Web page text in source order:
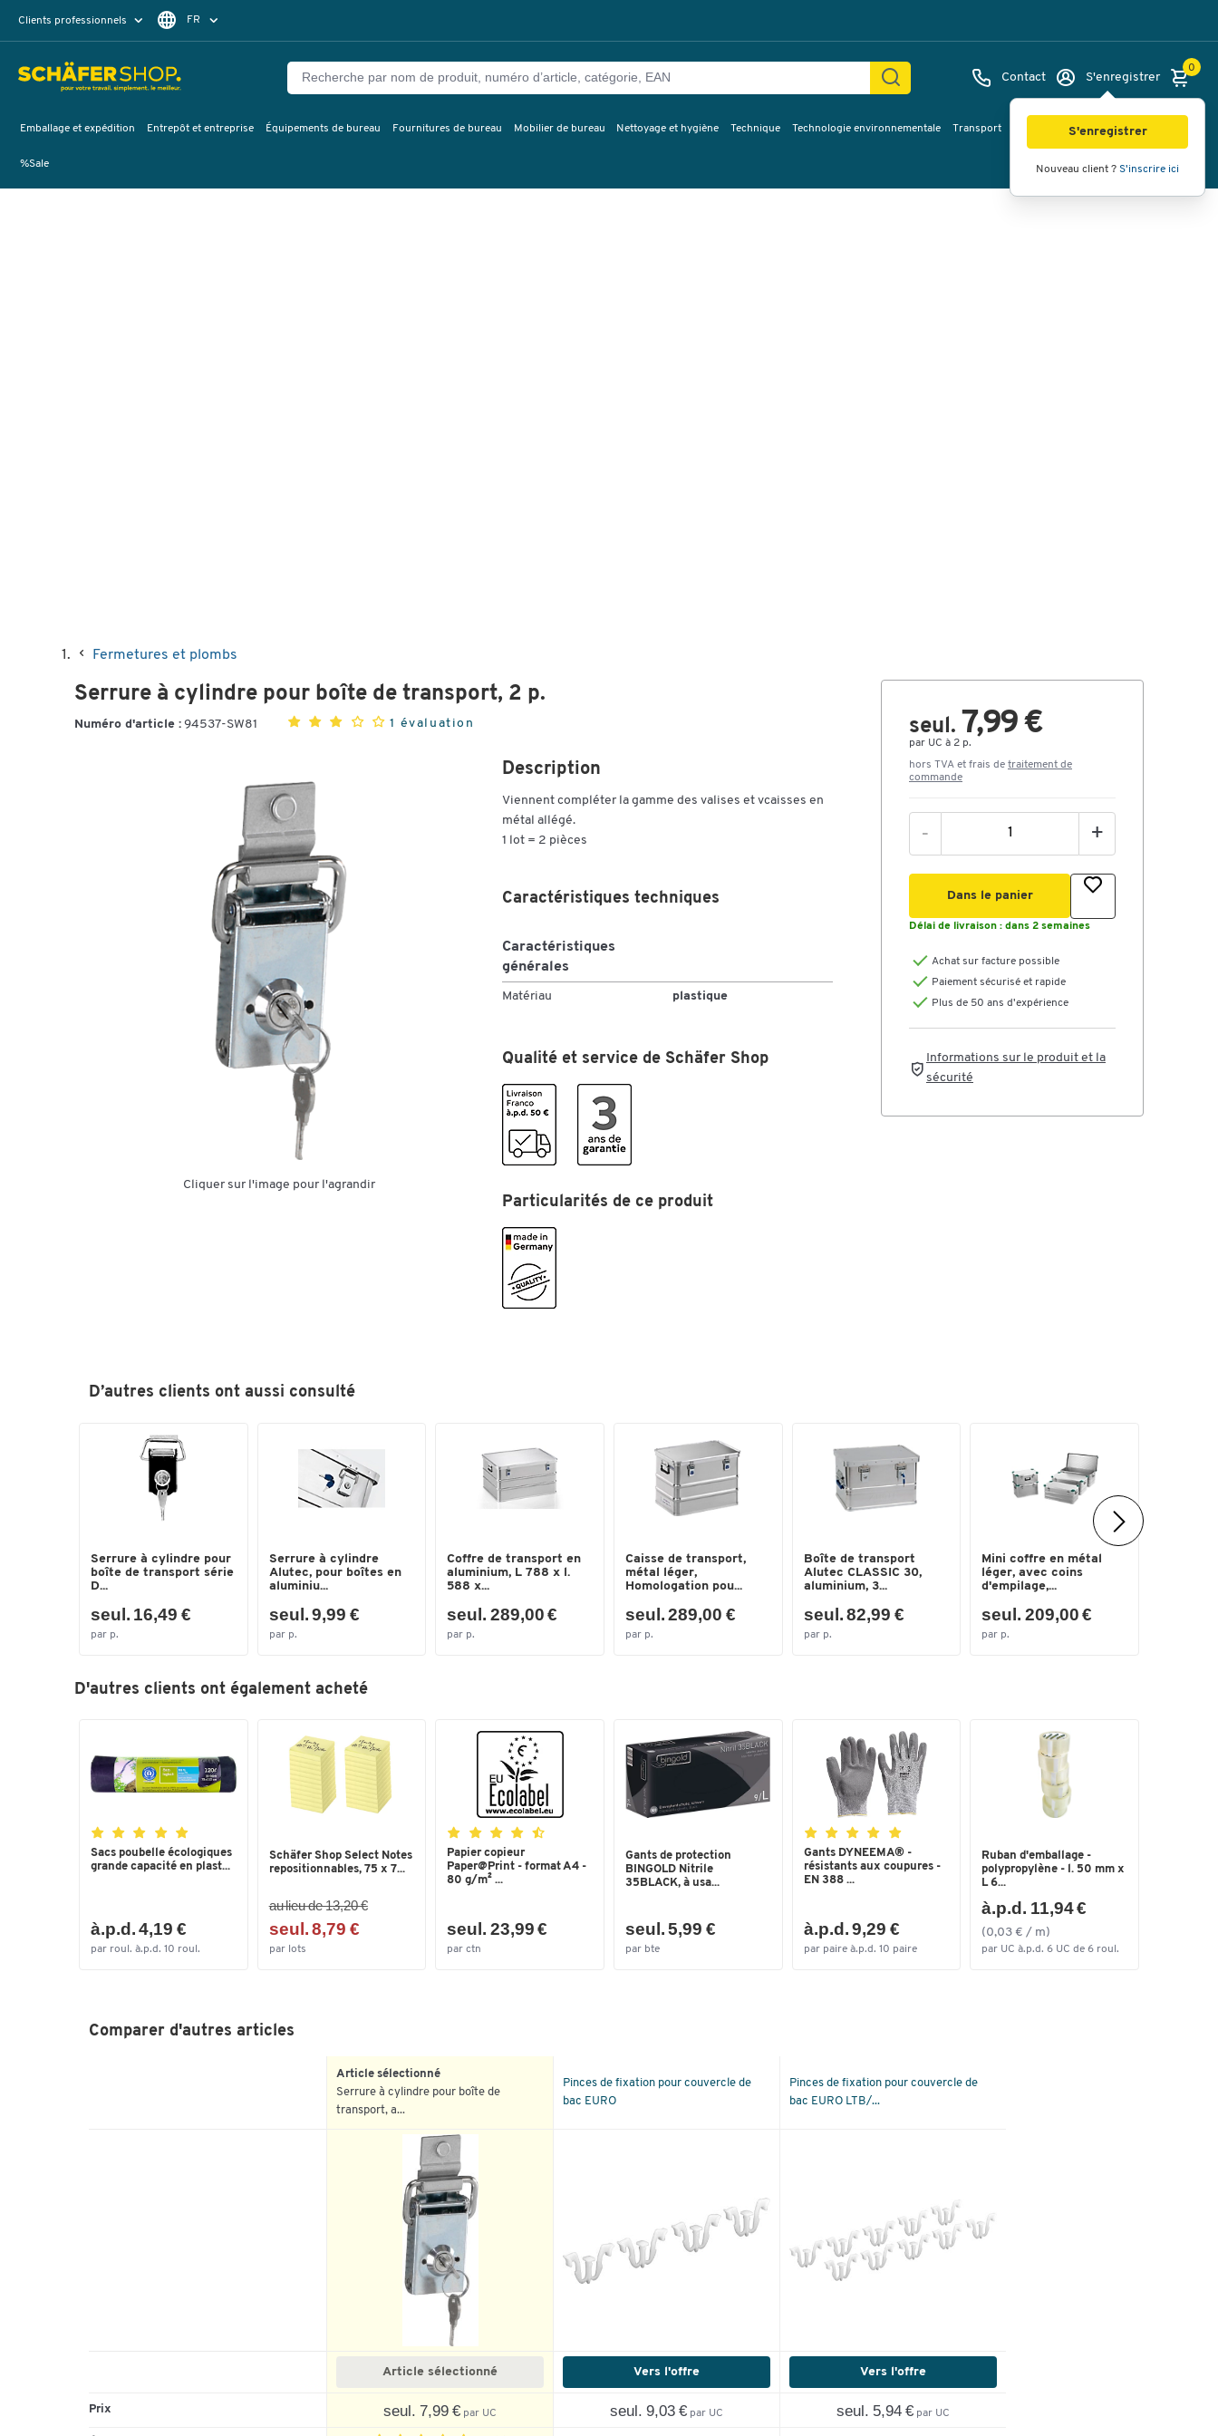
Clients professionnels FR
Contact S'enregistrer
S'enregistrer
Nouveau client ? S'inscrire ici
0
Emballage et expédition Entrepôt et entreprise Équipements de bureau Fournitures de bureau Mobilier de bureau Nettoyage et hygiène Technique Technologie environnementale Transport Services & planification Inspiration
%Sale
Fermetures et plombs
Serrure à cylindre pour boîte de transport, 2 p.
Numéro d'article : 94537-SW81 1 évaluation
Cliquer sur l'image pour l'agrandir
Description
Viennent compléter la gamme des valises et vcaisses en
métal allégé.
1 lot = 2 pièces
Caractéristiques techniques
Caractéristiques
générales
Matériau plastique
Qualité et service de Schäfer Shop
Particularités de ce produit
seul. 7,99 €
par UC à 2 p.
hors TVA et frais de traitement de
commande
- +
Dans le panier
Délai de livraison : dans 2 semaines
Achat sur facture possible
Paiement sécurisé et rapide
Plus de 50 ans d'expérience
Informations sur le produit et la
sécurité
D’autres clients ont aussi consulté
Serrure à cylindre pour
boîte de transport série
D...
seul. 16,49 €
par p.
Serrure à cylindre
Alutec, pour boîtes en
aluminiu...
seul. 9,99 €
par p.
Coffre de transport en
aluminium, L 788 x l.
588 x...
seul. 289,00 €
par p.
Caisse de transport,
métal léger,
Homologation pou...
seul. 289,00 €
par p.
Boîte de transport
Alutec CLASSIC 30,
aluminium, 3...
seul. 82,99 €
par p.
Mini coffre en métal
léger, avec coins
d'empilage,...
seul. 209,00 €
par p.
D'autres clients ont également acheté
Sacs poubelle écologiques
grande capacité en plast...
à.p.d. 4,19 €
par roul. à.p.d. 10 roul.
Schäfer Shop Select Notes
repositionnables, 75 x 7...
au lieu de 13,20 €
seul. 8,79 €
par lots
Papier copieur
Paper@Print - format A4 -
80 g/m² ...
seul. 23,99 €
par ctn
Gants de protection
BINGOLD Nitrile
35BLACK, à usa...
seul. 5,99 €
par bte
Gants DYNEEMA® -
résistants aux coupures -
EN 388 ...
à.p.d. 9,29 €
par paire à.p.d. 10 paire
Ruban d'emballage -
polypropylène - l. 50 mm x
L 6...
à.p.d. 11,94 €
(0,03 € / m)
par UC à.p.d. 6 UC de 6 roul.
Comparer d'autres articles
Article sélectionné
Serrure à cylindre pour boîte de
transport, a...
Pinces de fixation pour couvercle de
bac EURO
Pinces de fixation pour couvercle de
bac EURO LTB/...
Article sélectionné Vers l'offre Vers l'offre
Prix seul. 7,99 € par UC seul. 9,03 € par UC seul. 5,94 € par UC
Images Vidéos Vue à 360